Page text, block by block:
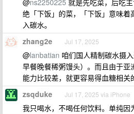
@ns2250225 就是先吃菜，后吃
绝「下饭」的菜，「下饭」意味
入碳水。
zhang2e Jul 17, 2025
@lanbatian 咱们国人精制碳水摄
早餐晚餐稀粥馒头）。而且由于
能力比较差，就更容易得血糖相关
zsqduke Jul 17, 2025 via iPhone
我只喝水，不喝任何饮料。单纯因